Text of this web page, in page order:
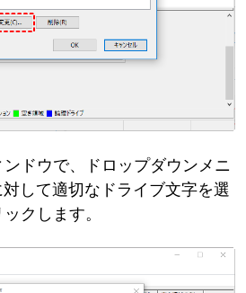
ドウで、ドロップダウンメニ
して適切なドライブ文字を選
クします。